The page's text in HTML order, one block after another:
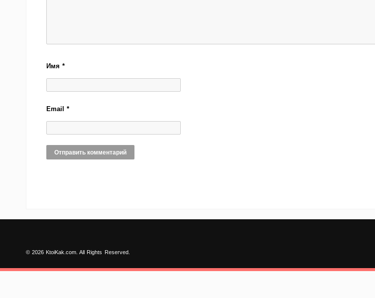
Имя*
Email*
© 2026 KtoiKak.com. All Rights Reserved.